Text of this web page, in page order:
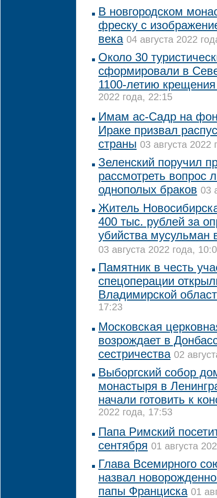
В новгородском
фреску с
века 04 августа 2022
Около 30
сформировали в
1100-летию
2022 года, 22:15
Имам ас-Садр на
Ираке призвал
страны 03 августа 2022
Зеленский поручил
рассмотреть вопрос
однополых браков 03
Житель
400 тыс. рублей за
убийства мусульман
03 августа 2022 года,
Памятник в честь
спецоперации
Владимирской
17:23
Московская
возрождает в
сестричества 02
Выборгский собор
монастыря в
начали готовить к
2022 года, 17:53
Папа Римский
сентября 01 августа
Глава Всемирного
назвал
папы Франциска 01